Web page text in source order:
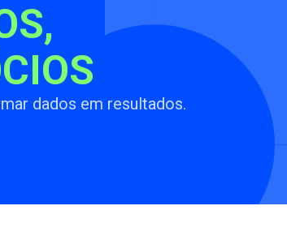
dados em resultados.